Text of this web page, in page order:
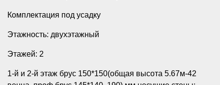
Комплектация под усадку
Этажность: двухэтажный
Этажей: 2
1-й и 2-й этаж брус 150*150(общая высота 5.67м-42